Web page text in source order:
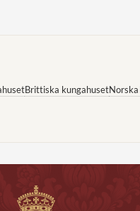
Brittiska kungahusetNorska